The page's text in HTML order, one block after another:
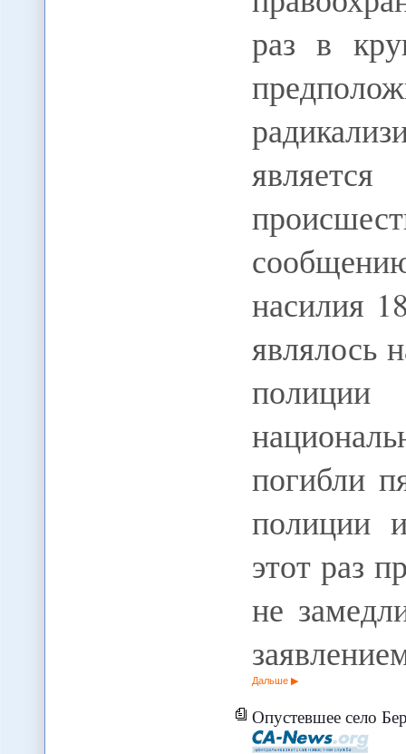
раз в
насилия
являлось
полиции
погибли
полиции
этот раз
не
Дальше
Опустевшее село